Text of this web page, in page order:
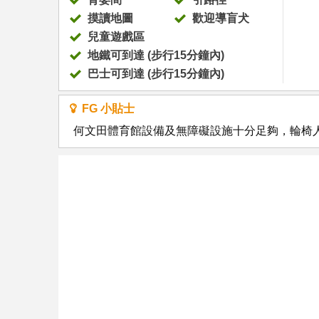
摸讀地圖
歡迎導盲犬
兒童遊戲區
地鐵可到達 (步行15分鐘內)
巴士可到達 (步行15分鐘內)
FG 小貼士
何文田體育館設備及無障礙設施十分足夠，輪椅